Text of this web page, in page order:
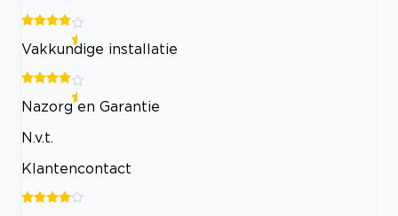
Vakkundige installatie
Nazorg en Garantie
N.v.t.
Klantencontact